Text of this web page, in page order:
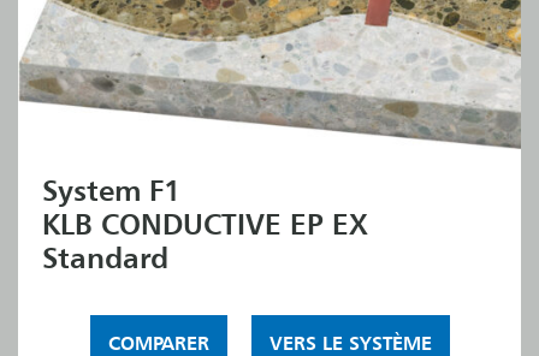
System F1
KLB CONDUCTIVE EP EX
Standard
COMPARER VERS LE SYSTÈME